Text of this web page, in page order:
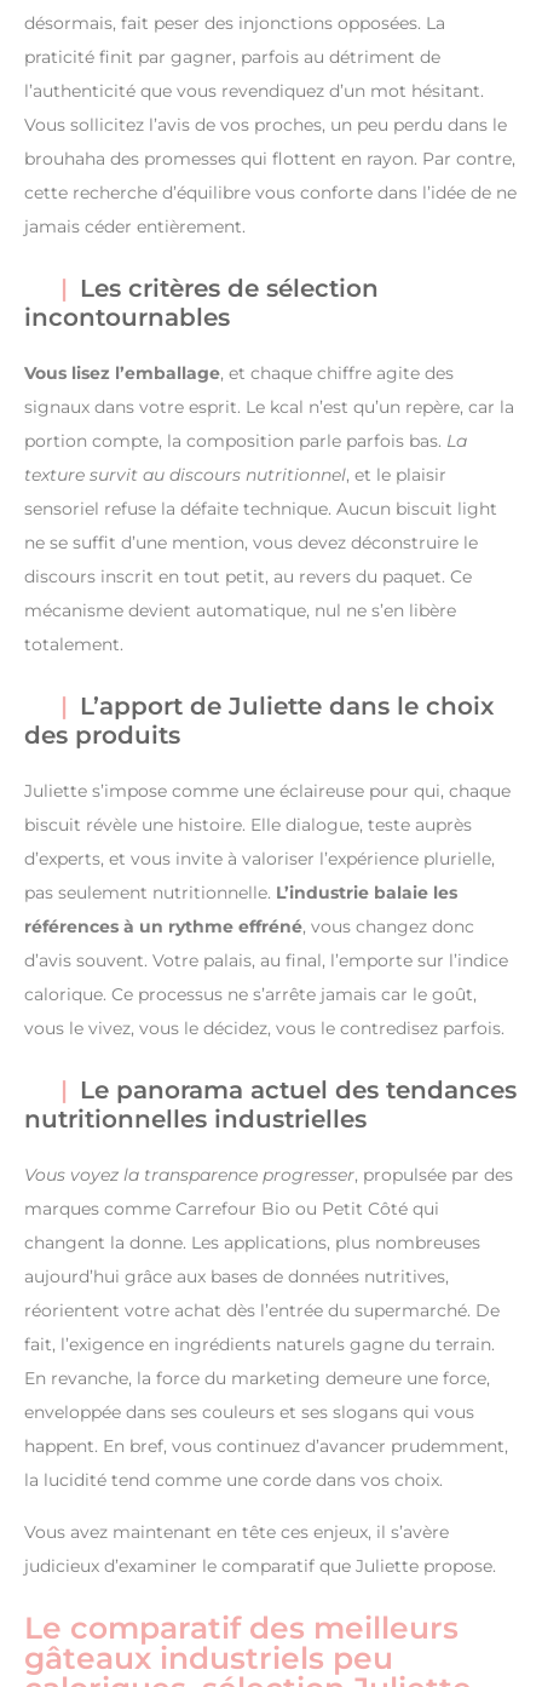
désormais, fait peser des injonctions opposées. La
praticité finit par gagner, parfois au détriment de
l’authenticité que vous revendiquez d’un mot hésitant.
Vous sollicitez l’avis de vos proches, un peu perdu dans le
brouhaha des promesses qui flottent en rayon. Par contre,
cette recherche d’équilibre vous conforte dans l’idée de ne
jamais céder entièrement.
Les critères de sélection
incontournables
Vous lisez l’emballage, et chaque chiffre agite des
signaux dans votre esprit. Le kcal n’est qu’un repère, car la
portion compte, la composition parle parfois bas. La
texture survit au discours nutritionnel, et le plaisir
sensoriel refuse la défaite technique. Aucun biscuit light
ne se suffit d’une mention, vous devez déconstruire le
discours inscrit en tout petit, au revers du paquet. Ce
mécanisme devient automatique, nul ne s’en libère
totalement.
L’apport de Juliette dans le choix
des produits
Juliette s’impose comme une éclaireuse pour qui, chaque
biscuit révèle une histoire. Elle dialogue, teste auprès
d’experts, et vous invite à valoriser l’expérience plurielle,
pas seulement nutritionnelle. L’industrie balaie les
références à un rythme effréné, vous changez donc
d’avis souvent. Votre palais, au final, l’emporte sur l’indice
calorique. Ce processus ne s’arrête jamais car le goût,
vous le vivez, vous le décidez, vous le contredisez parfois.
Le panorama actuel des tendances
nutritionnelles industrielles
Vous voyez la transparence progresser, propulsée par des
marques comme Carrefour Bio ou Petit Côté qui
changent la donne. Les applications, plus nombreuses
aujourd’hui grâce aux bases de données nutritives,
réorientent votre achat dès l’entrée du supermarché. De
fait, l’exigence en ingrédients naturels gagne du terrain.
En revanche, la force du marketing demeure une force,
enveloppée dans ses couleurs et ses slogans qui vous
happent. En bref, vous continuez d’avancer prudemment,
la lucidité tend comme une corde dans vos choix.
Vous avez maintenant en tête ces enjeux, il s’avère
judicieux d’examiner le comparatif que Juliette propose.
Le comparatif des meilleurs
gâteaux industriels peu